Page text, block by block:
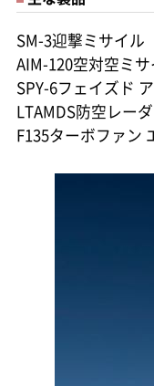
SM-3迎撃ミサイル
AIM-120空対空ミ
SPY-6フェイズド
LTAMDS防空レー
F135ターボファン